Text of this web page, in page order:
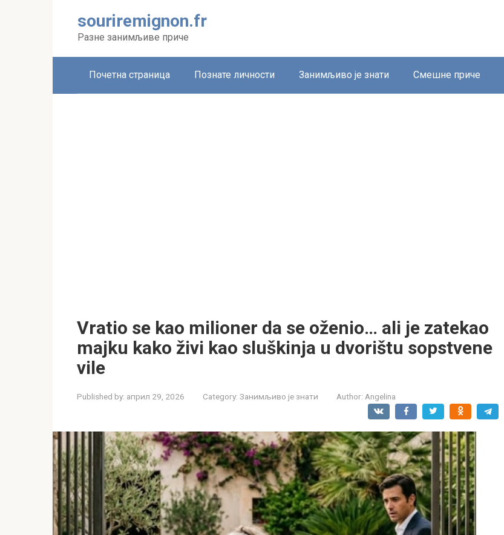
souriremignon.fr
Разне занимљиве приче
Почетна страница Познате личности Занимљиво је знати Смешне приче
Vratio se kao milioner da se oženio… ali je zatekao
majku kako živi kao sluškinja u dvorištu sopstvene
vile
Published by: април 29, 2026 Category: Занимљиво је знати Author: Angelina